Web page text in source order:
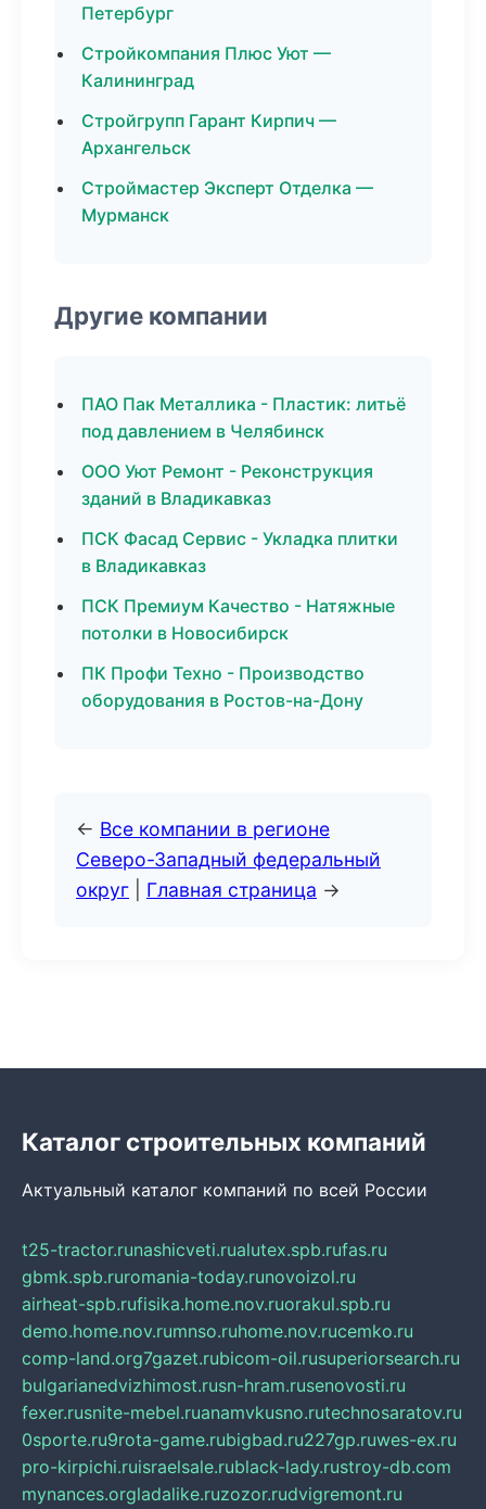
Петербург
Стройкомпания Плюс Уют —
Калининград
Стройгрупп Гарант Кирпич —
Архангельск
Строймастер Эксперт Отделка —
Мурманск
Другие компании
ПАО Пак Металлика - Пластик: литьё
под давлением в Челябинск
ООО Уют Ремонт - Реконструкция
зданий в Владикавказ
ПСК Фасад Сервис - Укладка плитки
в Владикавказ
ПСК Премиум Качество - Натяжные
потолки в Новосибирск
ПК Профи Техно - Производство
оборудования в Ростов-на-Дону
← Все компании в регионе
Северо-Западный федеральный
округ
Главная страница →
Каталог строительных компаний
Актуальный каталог компаний по всей России
t25-tractor.runashicveti.rualutex.spb.rufas.ru
gbmk.spb.ruromania-today.runovoizol.ru
airheat-spb.rufisika.home.nov.ruorakul.spb.ru
demo.home.nov.rumnso.ruhome.nov.rucemko.ru
comp-land.org7gazet.rubicom-oil.rusuperiorsearch.ru
bulgarianedvizhimost.rusn-hram.rusenovosti.ru
fexer.rusnite-mebel.ruanamvkusno.rutechnosaratov.ru
0sporte.ru9rota-game.rubigbad.ru227gp.ruwes-ex.ru
pro-kirpichi.ruisraelsale.rublack-lady.rustroy-db.com
mynances.orgladalike.ruzozor.rudvigremont.ru